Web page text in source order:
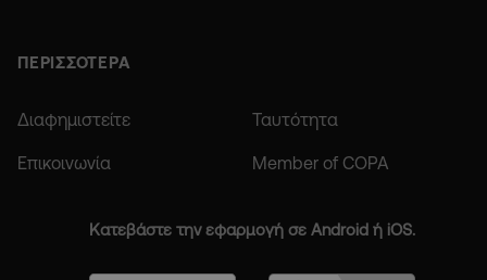
ΠΕΡΙΣΣΟΤΕΡΑ
Διαφημιστείτε Ταυτότητα
Επικοινωνία Member of COPA
Κατεβάστε την εφαρμογή σε Android ή iOS.